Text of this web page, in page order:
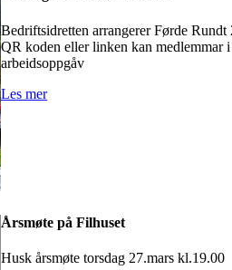
Bedriftsidretten arrangerer Førde
QR koden eller linken kan medlemmar
arbeidsoppgåv
Les mer
Årsmøte på Filhuset
Husk årsmøte torsdag 27.mars kl.19.00